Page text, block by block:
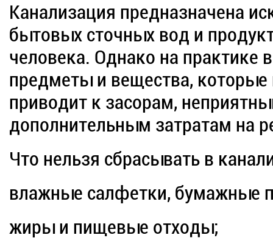
Канализация предназначена
бытовых сточных вод и
человека. Однако на практике
предметы и вещества,
приводит к засорам,
дополнительным затратам на
Что нельзя сбрасывать в
влажные салфетки, бумажные
жиры и пищевые отходы;